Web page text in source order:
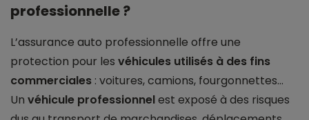
professionnelle ?
L’assurance auto professionnelle offre une
protection pour les véhicules utilisés à des fins
commerciales : voitures, camions, fourgonnettes…
Un véhicule professionnelest exposé à des risques